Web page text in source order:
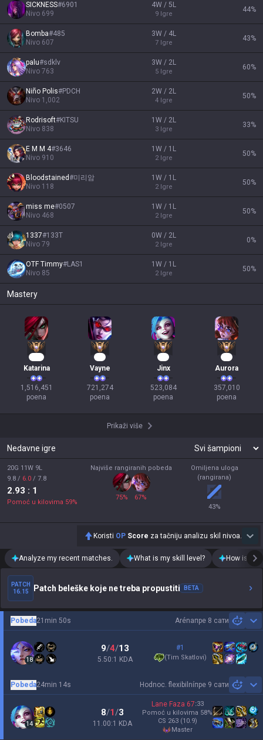
SICKNESS#6901
Nivo 699
4W / 5L
9 Igre
44%
Bomba#485
Nivo 607
3W / 4L
7 Igre
43%
palu#sdklv
Nivo 763
3W / 2L
5 Igre
60%
Niño Polis#PDCH
Nivo 1,002
2W / 2L
4 Igre
50%
Rodrisoft#KITSU
Nivo 838
1W / 2L
3 Igre
33%
E M M 4#3646
Nivo 910
1W / 1L
2 Igre
50%
Bloodstained#미리암
Nivo 118
1W / 1L
2 Igre
50%
miss me#0507
Nivo 468
1W / 1L
2 Igre
50%
1337#133T
Nivo 79
0W / 2L
2 Igre
0%
OTF Timmy#LAS1
Nivo 85
1W / 1L
2 Igre
50%
Mastery
Katarina
1,516,451
poena
Vayne
721,274
poena
Jinx
523,084
poena
Aurora
357,010
poena
Prikaži više
Nedavne igre
20G 11W 9L
9.8 / 6.0 / 7.8
2.93 : 1
Pomoć u kilovima 59%
Najviše rangiranih pobeda
75% 67%
Omiljena uloga
(rangirana)
43%
Koristi OP Score za tačniju analizu skil nivoa.
Analyze my recent matches. What is my skill level? How is my
PATCH
16.15
Patch beleške koje ne treba propustiti BETA
Arénaпре 8 сати
Pobeda21min 50s
18
9/4/13
5.50:1 KDA
#1
(Tim Skatlovi)
Hodnoc. flexibilníпре 9 сати
Pobeda24min 14s
14
8/1/3
11.00:1 KDA
Lane Faza 67:33
Pomoć u kilovima 58%
CS 263 (10.9)
master